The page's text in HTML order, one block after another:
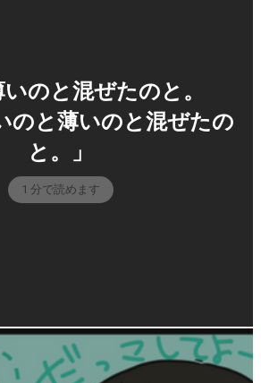
いのと混ぜたのと。
のと薄いのと混ぜたの
と。」
1 分で読めます